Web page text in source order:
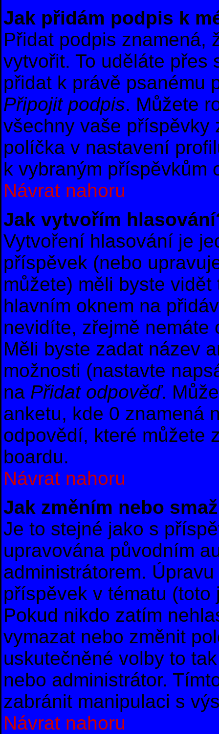
Jak přidám podpis k
Přidat podpis znamená,
vytvořit. To uděláte přes
přidat k právě psanému
Připojit podpis. Můžete
všechny vaše příspěvky
políčka v nastavení
k vybraným příspěvkům
Návrat nahoru
Jak vytvořím
Vytvoření hlasování je
příspěvek (nebo
můžete) měli byste
hlavním oknem na
nevidíte, zřejmě
Měli byste zadat název
možnosti (nastavte
na Přidat odpověď.
anketu, kde 0 znamená
odpovědí, které můžete
boardu.
Návrat nahoru
Jak změním nebo
Je to stejné jako s
upravována původním
administrátorem.
příspěvek v tématu
Pokud nikdo zatím
vymazat nebo změnit
uskutečněné volby to
nebo administrátor.
zabránit manipulaci s
Návrat nahoru